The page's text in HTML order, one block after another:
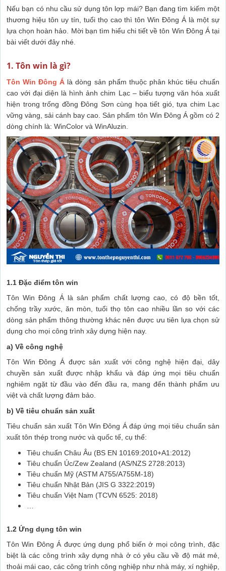
Nếu bạn có nhu cầu sử dụng tôn lợp mái? Bạn đang tìm kiếm một
thương hiệu tôn uy tín, tuổi thọ cao thì tôn Win Đông Á là một sự
lựa chọn hoàn hảo. Mời bạn tìm hiểu chi tiết về tôn Win Đông Á tại
bài viết dưới đây nhé.
1. Tôn win là gì?
Tôn Win Đông Á là dòng sản phẩm thuộc phân khúc tiêu chuẩn
cao với đại diện là hình ảnh chim Lạc – biểu tượng văn hóa xuất
hiện trong trống đồng Đông Sơn cùng họa tiết gió, tựa chim Lạc
vững vàng, sải cánh bay cao. Sản phẩm tôn Win Đông Á gồm có 2
dòng chính là: WinColor và WinAluzin.
1.1 Đặc điểm tôn win
Tôn Win Đông Á là sản phẩm chất lượng cao, có độ bền tốt,
chống trầy xước, ăn mòn, tuổi thọ tôn cao nhiều lần so với các
dòng sản phẩm thông thường khác nên được ưu tiên lựa chọn sử
dụng cho mọi công trình xây dựng hiện nay.
a) Về công nghệ
Tôn Win Đông Á được sản xuất với công nghệ hiện đại, dây
chuyền sản xuất được nhập khẩu và đáp ứng mọi tiêu chuẩn
nghiêm ngặt từ đầu vào đến đầu ra, mang đến thành phẩm ưu
việt và chất lượng đảm bảo.
b) Về tiêu chuẩn sản xuất
Tiêu chuẩn sản xuất Tôn Win Đông Á đáp ứng mọi tiêu chuẩn sản
xuất tôn thép trong nước và quốc tế, cụ thể:
Tiêu chuẩn Châu Âu (BS EN 10169:2010+A1:2012)
Tiêu chuẩn Úc/Zew Zealand (AS/NZS 2728:2013)
Tiêu chuẩn Mỹ (ASTM A755/A755M-18)
Tiêu chuẩn Nhật Bản (JIS G 3322:2019)
Tiêu chuẩn Việt Nam (TCVN 6525: 2018)
1.2 Ứng dụng tôn win
Tôn Win Đông Á được ứng dụng phổ biến ở mọi công trình, đặc
biệt là các công trình xây dựng nhà ở có yêu cầu về độ mát mẻ,
thoải mái cao, các công trình công nghiệp như nhà máy, xí nghiệp,